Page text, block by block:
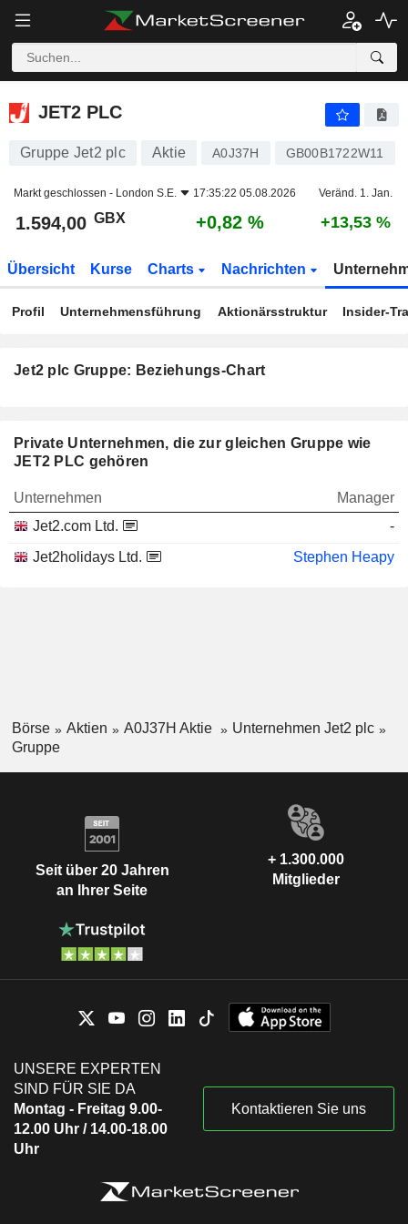
JET2 PLC
JET2 PLC
Gruppe Jet2 plc Aktie A0J37H GB00B1722W11
Markt geschlossen - London S.E. 17:35:22 05.08.2026 Veränd. 1. Jan.
1.594,00 GBX +0,82 % +13,53 %
Übersicht Kurse Charts Nachrichten
Profil Unternehmensführung Aktionärsstruktur Insider-
Jet2 plc Gruppe: Beziehungs-Chart
Private Unternehmen, die zur gleichen Gruppe wie
JET2 PLC gehören
Unternehmen
Manager
Jet2.com Ltd.
-
Jet2holidays Ltd.
Stephen Heapy
Börse Aktien A0J37H Aktie
Unternehmen Jet2 plc
Gruppe
Seit über 20 Jahren
an Ihrer Seite
+ 1.300.000
Mitglieder
UNSERE EXPERTEN
SIND FÜR SIE DA
Montag - Freitag 9.00-
12.00 Uhr / 14.00-18.00
Uhr
Kontaktieren Sie uns